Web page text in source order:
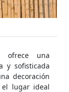
ofrece una
y sofisticada
decoración
el lugar ideal